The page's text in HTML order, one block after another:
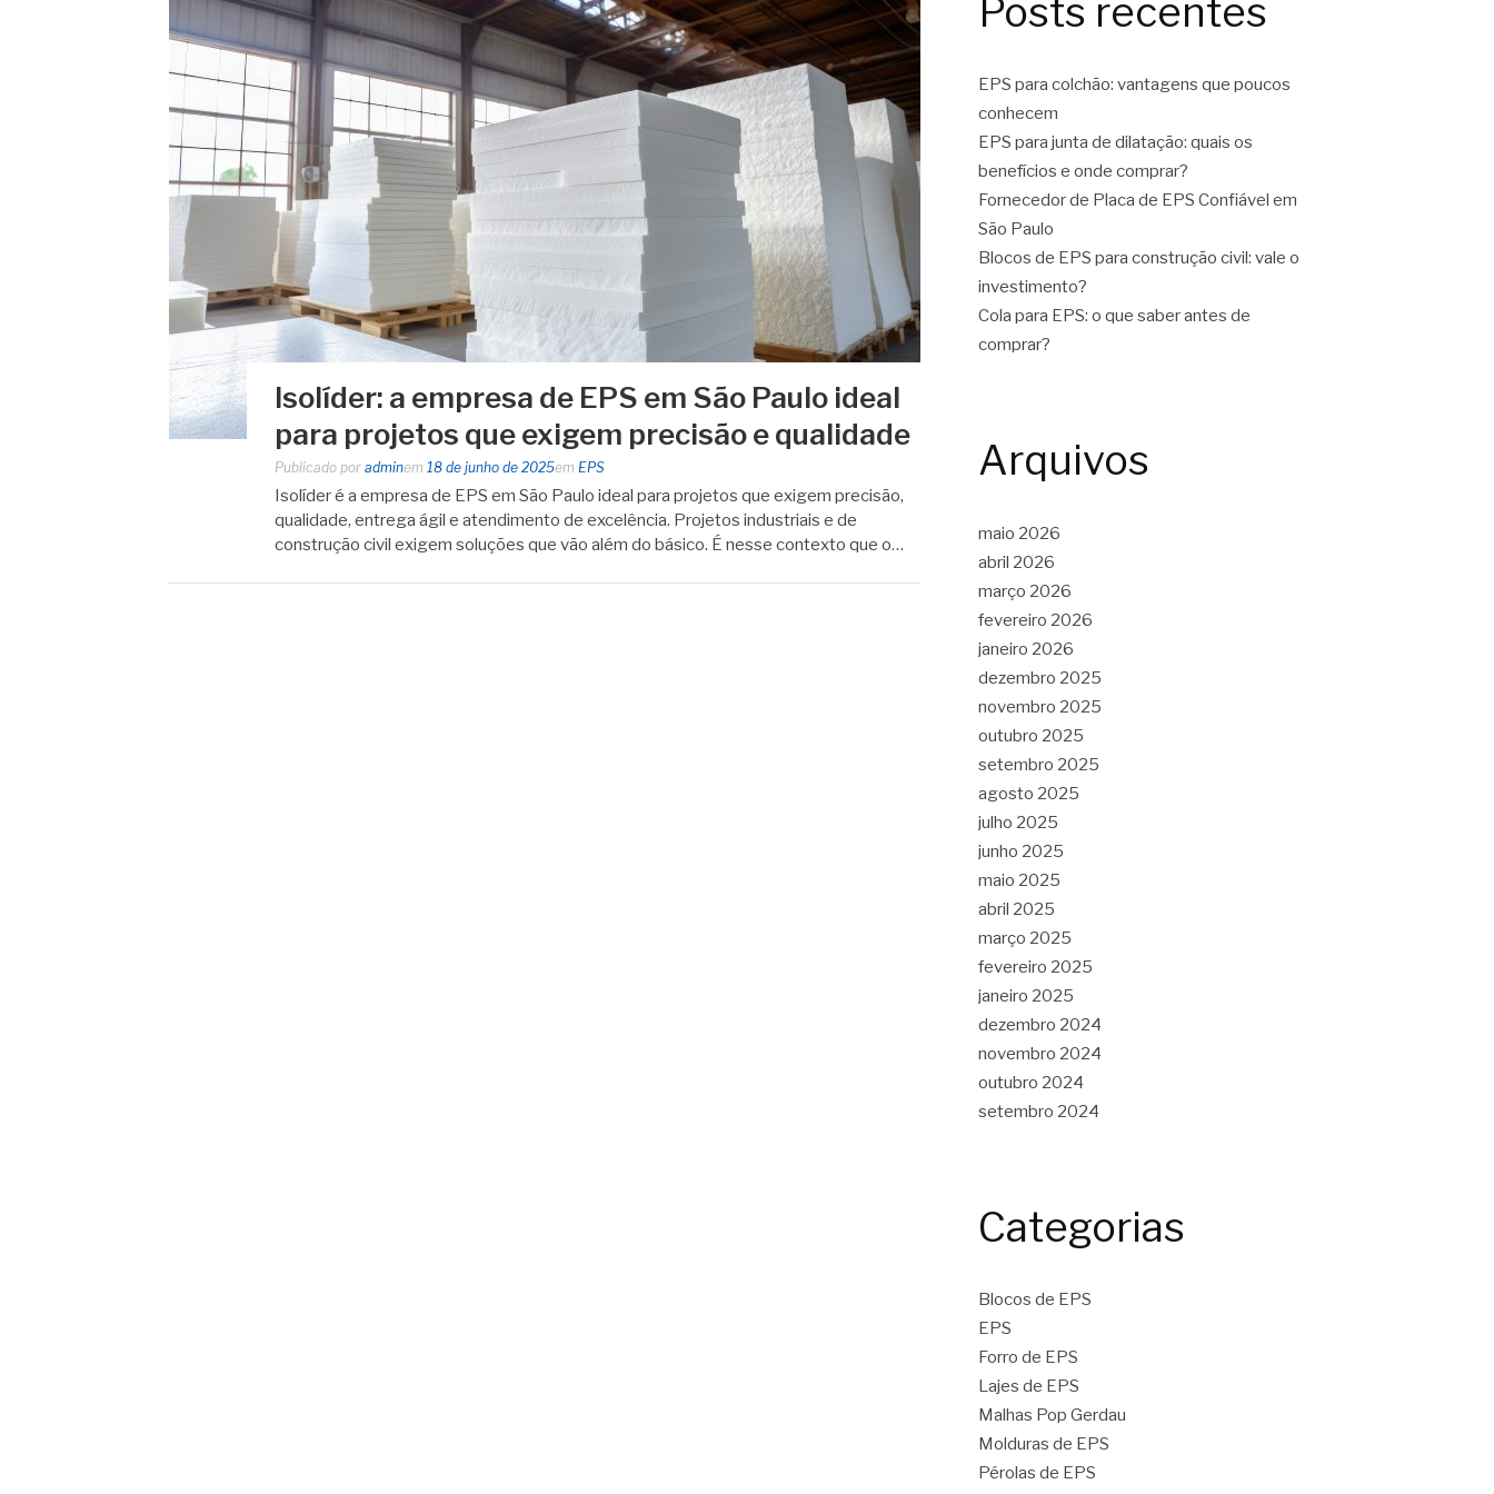
Isolíder: a empresa de EPS em São Paulo ideal
para projetos que exigem precisão e qualidade
Publicado por adminem 18 de junho de 2025em EPS
Isolíder é a empresa de EPS em São Paulo ideal para projetos que exigem precisão,
qualidade, entrega ágil e atendimento de excelência. Projetos industriais e de
construção civil exigem soluções que vão além do básico. É nesse contexto que o…
Posts recentes
EPS para colchão: vantagens que poucos
conhecem
EPS para junta de dilatação: quais os
benefícios e onde comprar?
Fornecedor de Placa de EPS Confiável em
São Paulo
Blocos de EPS para construção civil: vale o
investimento?
Cola para EPS: o que saber antes de
comprar?
Arquivos
maio 2026
abril 2026
março 2026
fevereiro 2026
janeiro 2026
dezembro 2025
novembro 2025
outubro 2025
setembro 2025
agosto 2025
julho 2025
junho 2025
maio 2025
abril 2025
março 2025
fevereiro 2025
janeiro 2025
dezembro 2024
novembro 2024
outubro 2024
setembro 2024
Categorias
Blocos de EPS
EPS
Forro de EPS
Lajes de EPS
Malhas Pop Gerdau
Molduras de EPS
Pérolas de EPS